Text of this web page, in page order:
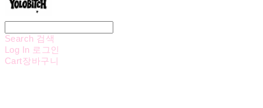
Search 검색
Log In 로그인
Cart장바구니